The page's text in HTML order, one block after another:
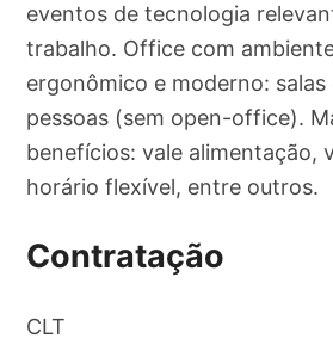
eventos de tecnologia
trabalho. Office com
ergonômico e moderno: salas
pessoas (sem open-office).
benefícios: vale alimentação,
horário flexível, entre outros.
Contratação
CLT